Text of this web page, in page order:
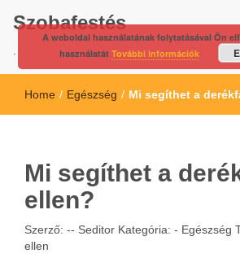
Szobafestés
Home / Egészség / Mi segíthet a
Mi segíthet a
ellen?
Szerző: -- Seditor Kategória: - Egészség
ellen
A weboldal használatának folytatásával Ön
használatát További információk